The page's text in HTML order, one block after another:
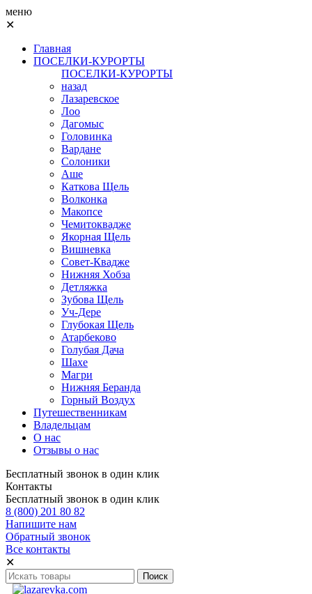
меню
✕
Главная
ПОСЕЛКИ-КУРОРТЫ
ПОСЕЛКИ-КУРОРТЫ
назад
Лазаревское
Лоо
Дагомыс
Головинка
Вардане
Солоники
Аше
Каткова Щель
Волконка
Макопсе
Чемитоквадже
Якорная Щель
Вишневка
Совет-Квадже
Нижняя Хобза
Детляжка
Зубова Щель
Уч-Дере
Глубокая Щель
Атарбеково
Голубая Дача
Шахе
Магри
Нижняя Беранда
Горный Воздух
Путешественникам
Владельцам
О нас
Отзывы о нас
Бесплатный звонок в один клик
Контакты
Бесплатный звонок в один клик
8 (800) 201 80 82
Напишите нам
Обратный звонок
Все контакты
✕